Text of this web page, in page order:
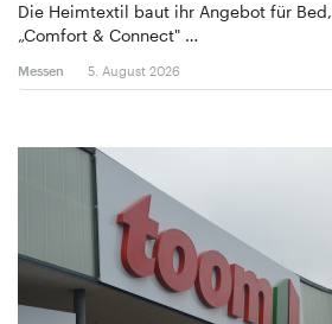
Die Heimtextil baut ihr Angebot für
„Comfort & Connect" …
Messen 5. August 2026